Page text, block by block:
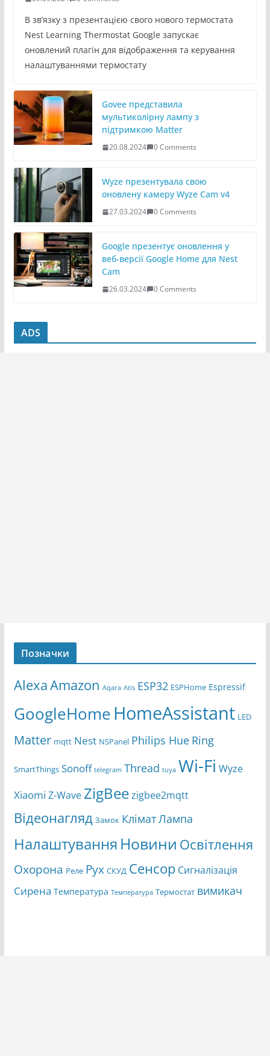
В зв’язку з презентацією свого нового термостата
Nest Learning Thermostat Google запускає
оновлений плагін для відображення та керування
налаштуваннями термостату
Govee представила
мультиколірну лампу з
підтримкою Matter
20.08.2024 0 Comments
Wyze презентувала свою
оновлену камеру Wyze Cam v4
27.03.2024 0 Comments
Google презентує оновлення у
веб-версії Google Home для Nest
Cam
26.03.2024 0 Comments
ADS
Позначки
AlexaAmazon Aqara Atis ESP32 ESPHome Espressif
GoogleHomeHomeAssistant LED
Matter mqtt Nest NSPanel Philips Hue Ring
SmartThings Sonoff telegram Thread tuya Wi-Fi Wyze
Xiaomi Z-Wave ZigBeezigbee2mqtt
Відеонагляд Замок КліматЛампа
Налаштування Новини Освітлення
Охорона Реле Рух СКУД Сенсор Сигналізація
Сирена Температура Температура Термостат вимикач